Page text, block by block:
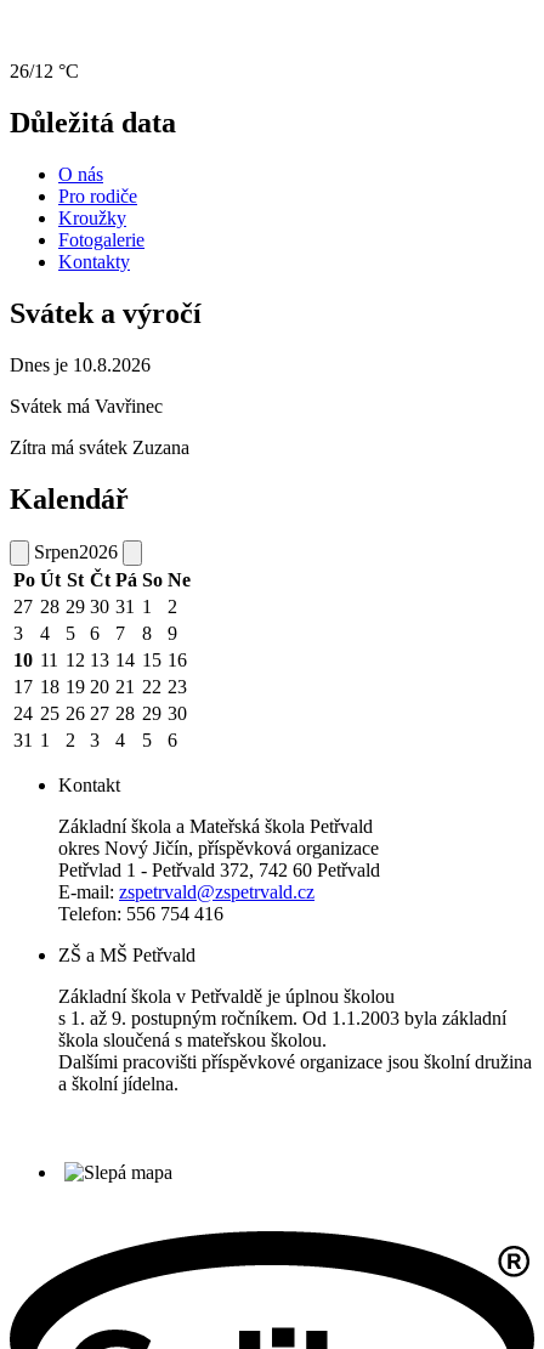
26/12 °C
Důležitá data
O nás
Pro rodiče
Kroužky
Fotogalerie
Kontakty
Svátek a výročí
Dnes je 10.8.2026
Svátek má Vavřinec
Zítra má svátek Zuzana
Kalendář
Srpen2026
Po Út St Čt Pá So Ne
27 28 29 30 31 1
2
3
4 5 6 7 8
9
10 11 12 13 14 15 16
17 18 19 20 21 22 23
24 25 26 27 28 29 30
31 1 2 3 4 5 6
Kontakt
Základní škola a Mateřská škola Petřvald
okres Nový Jičín, příspěvková organizace
Petřvlad 1 - Petřvald 372, 742 60 Petřvald
E-mail: zspetrvald@zspetrvald.cz
Telefon: 556 754 416
ZŠ a MŠ Petřvald
Základní škola v Petřvaldě je úplnou školou
s 1. až 9. postupným ročníkem. Od 1.1.2003 byla základní
škola sloučená s mateřskou školou.
Dalšími pracovišti příspěvkové organizace jsou školní družina
a školní jídelna.